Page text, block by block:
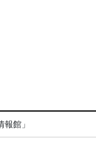
館」